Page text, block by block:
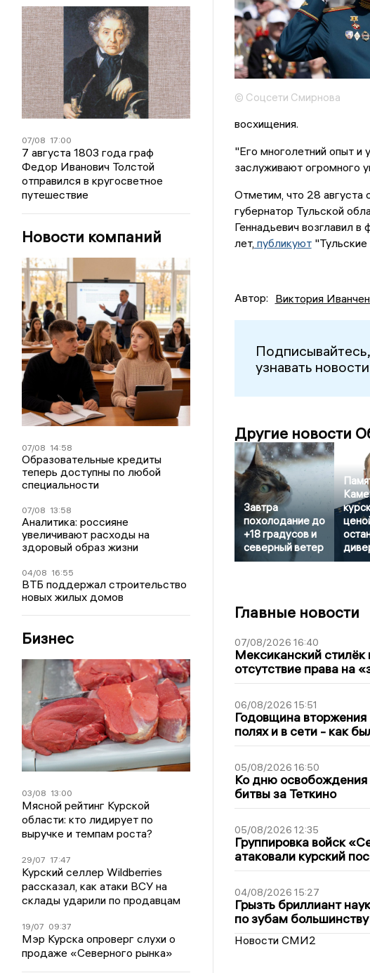
07/08 17:00
7 августа 1803 года граф
Федор Иванович Толстой
отправился в кругосветное
путешествие
Новости компаний
07/08 14:58
Образовательные кредиты
теперь доступны по любой
специальности
07/08 13:58
Аналитика: россияне
увеличивают расходы на
здоровый образ жизни
04/08 16:55
ВТБ поддержал строительство
новых жилых домов
Бизнес
03/08 13:00
Мясной рейтинг Курской
области: кто лидирует по
выручке и темпам роста?
29/07 17:47
Курский селлер Wildberries
рассказал, как атаки ВСУ на
склады ударили по продавцам
19/07 09:37
Мэр Курска опроверг слухи о
продаже «Северного рынка»
© Соцсети Смирнова
восхищения.
"Его многолетний опыт и
заслуживают огромного
Отметим, что 28 августа
губернатор Тульской
Геннадьевич возглавил
лет, публикуют"Тульские
Автор: Виктория
узнавать
Другие новости
Завтра
похолодание до
+18 градусов и
северный ветер
Главные новости
07/08/2026 16:40
Мексиканский
отсутствие права на
06/08/2026 15:51
Годовщина
полях и в сети - как
05/08/2026 16:50
Ко дню освобождения
битвы за Теткино
05/08/2026 12:35
Группировка войск
атаковали курский
04/08/2026 15:27
Грызть бриллиант
по зубам большинству
Новости СМИ2